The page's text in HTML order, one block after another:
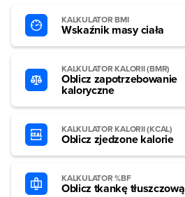
KALKULATOR BMI
Wskaźnik masy ciała
KALKULATOR KALORII (BMR)
Oblicz zapotrzebowanie
kaloryczne
KALKULATOR KALORII (KCAL)
Oblicz zjedzone kalorie
KALKULATOR %BF
Oblicz tkankę tłuszczową